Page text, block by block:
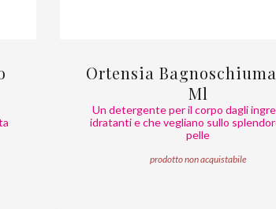
Ortensia
Ml
Un detergente per il corpo dagli
idratanti e che vegliano sullo
pelle
prodotto non acquistabile